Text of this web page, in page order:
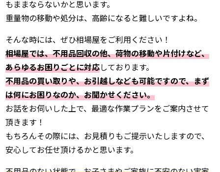
もままならないかと思います。
重量物の移動や処分は、高齢になると難しいですよね。
そんな時には、ぜひ相場屋をご利用ください！
相場屋では、不用品回収の他、荷物の移動や片付けなど、
あらゆるお困りごとに対応しております。
不用品の買い取りや、お引越しなども可能ですので、まず
は何にお困りなのか、お聞かせください。
お話をお伺いした上で、最適な作業プランをご案内させて
頂きます！
もちろんその際には、お見積りもご提示いたしますので、
安心してお任せ頂けるかと思います。